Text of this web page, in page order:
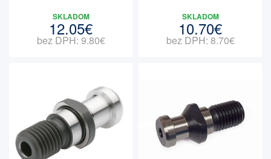
SKLADOM
12.05€
bez DPH: 9.80€
SKLADOM
10.70€
bez DPH: 8.70€